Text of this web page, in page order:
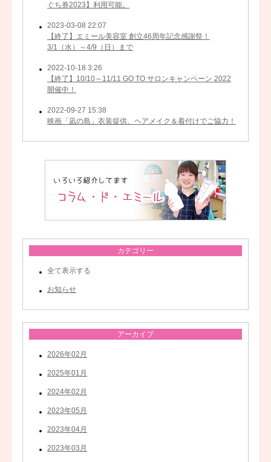
ぐち券2023】利用可能。
2023-03-08 22:07
【終了】エミール美容室 創立46周年記念感謝祭！
3/1（水）～4/9（日）まで
2022-10-18 3:26
【終了】10/10～11/11 GO TO サロンキャンペーン 2022
開催中！
2022-09-27 15:38
映画「凪の島」衣装提供、ヘアメイク＆着付けでご協力！
カテゴリー
全て表示する
お知らせ
アーカイブ
2026年02月
2025年01月
2024年02月
2023年05月
2023年04月
2023年03月